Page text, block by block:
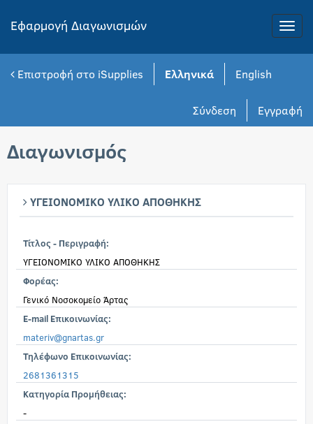
Toggle
Εφαρμογή Διαγωνισμών
Επιστροφή στο iSupplies Ελληνικά English
Εγγραφή
Σύνδεση
Διαγωνισμός
ΥΓΕΙΟΝΟΜΙΚΟ ΥΛΙΚΟ ΑΠΟΘΗΚΗΣ
Τίτλος - Περιγραφή:
ΥΓΕΙΟΝΟΜΙΚΟ ΥΛΙΚΟ ΑΠΟΘΗΚΗΣ
Φορέας:
Γενικό Νοσοκομείο Άρτας
E-mail Επικοινωνίας:
materiv@gnartas.gr
Τηλέφωνο Επικοινωνίας:
2681361315
Κατηγορία Προμήθειας:
-